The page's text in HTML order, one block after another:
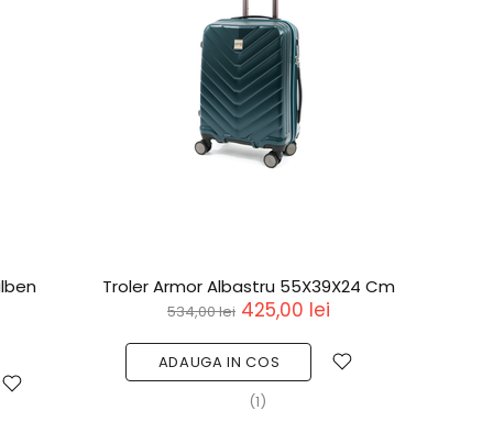
Troler Armor Albastru 55X39X24 Cm
534,00 lei 425,00 lei
ADAUGA IN COS
(1)